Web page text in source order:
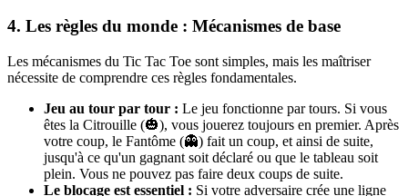
4. Les règles du monde : Mécanismes de base
Les mécanismes du Tic Tac Toe sont simples, mais les maîtriser
nécessite de comprendre ces règles fondamentales.
Jeu au tour par tour : Le jeu fonctionne par tours. Si vous
êtes la Citrouille (🎃), vous jouerez toujours en premier. Après
votre coup, le Fantôme (👻) fait un coup, et ainsi de suite,
jusqu'à ce qu'un gagnant soit déclaré ou que le tableau soit
plein. Vous ne pouvez pas faire deux coups de suite.
Le blocage est essentiel : Si votre adversaire crée une ligne